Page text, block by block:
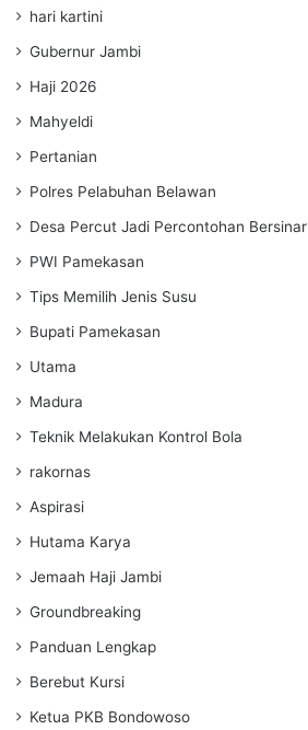
hari kartini
Gubernur Jambi
Haji 2026
Mahyeldi
Pertanian
Polres Pelabuhan Belawan
Desa Percut Jadi Percontohan Bersinar
PWI Pamekasan
Tips Memilih Jenis Susu
Bupati Pamekasan
Utama
Madura
Teknik Melakukan Kontrol Bola
rakornas
Aspirasi
Hutama Karya
Jemaah Haji Jambi
Groundbreaking
Panduan Lengkap
Berebut Kursi
Ketua PKB Bondowoso